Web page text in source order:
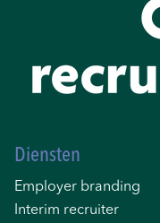
Diensten
Employer branding
Interim recruiter